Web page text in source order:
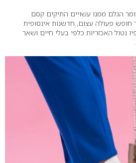
הגלם ממנו עשויים התיקים קסם
פעולה עצום, חדשנות אינסופית
נטול האכזריות כלפי בעלי חיים ושאר